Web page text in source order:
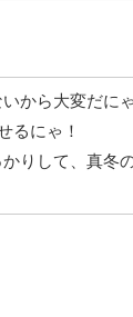
から大変だにゃ
るにゃ！
りして、真冬